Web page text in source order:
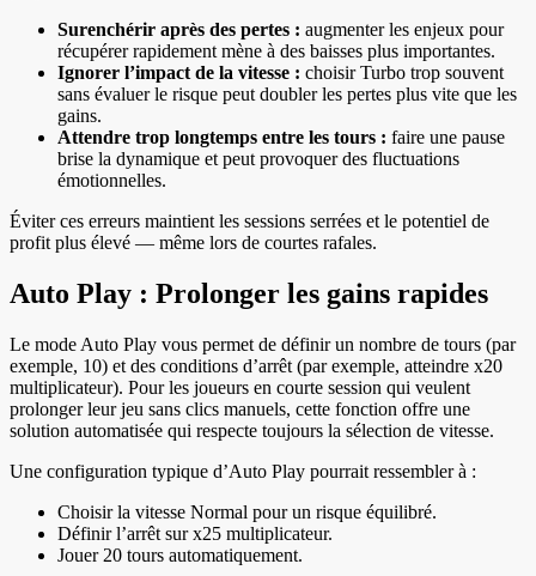
Surenchérir après des pertes : augmenter les enjeux pour
récupérer rapidement mène à des baisses plus importantes.
Ignorer l’impact de la vitesse : choisir Turbo trop souvent
sans évaluer le risque peut doubler les pertes plus vite que les
gains.
Attendre trop longtemps entre les tours : faire une pause
brise la dynamique et peut provoquer des fluctuations
émotionnelles.
Éviter ces erreurs maintient les sessions serrées et le potentiel de
profit plus élevé — même lors de courtes rafales.
Auto Play : Prolonger les gains rapides
Le mode Auto Play vous permet de définir un nombre de tours (par
exemple, 10) et des conditions d’arrêt (par exemple, atteindre x20
multiplicateur). Pour les joueurs en courte session qui veulent
prolonger leur jeu sans clics manuels, cette fonction offre une
solution automatisée qui respecte toujours la sélection de vitesse.
Une configuration typique d’Auto Play pourrait ressembler à :
Choisir la vitesse Normal pour un risque équilibré.
Définir l’arrêt sur x25 multiplicateur.
Jouer 20 tours automatiquement.